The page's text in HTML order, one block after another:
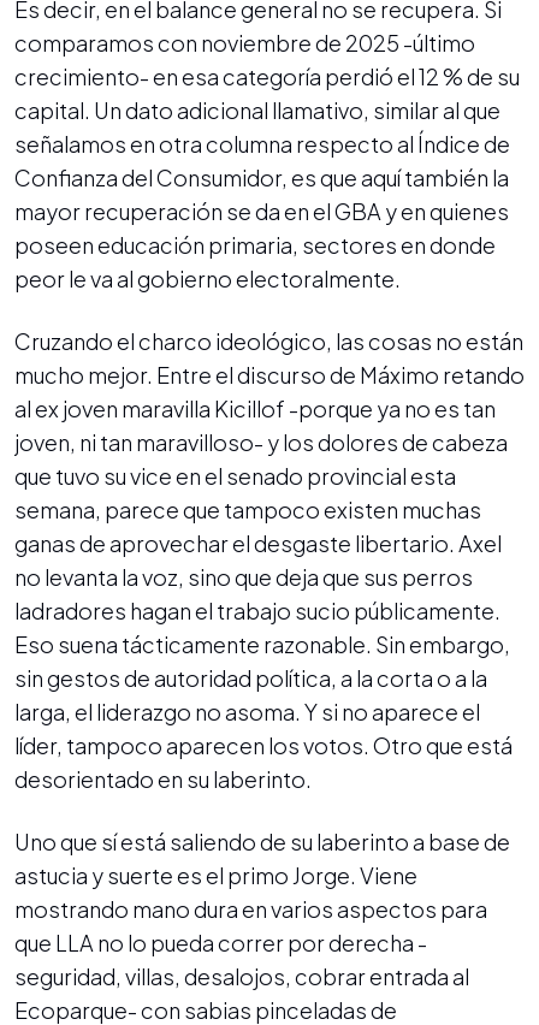
Es decir, en el balance general no se recupera. Si
comparamos con noviembre de 2025 -último
crecimiento- en esa categoría perdió el 12 % de su
capital. Un dato adicional llamativo, similar al que
señalamos en otra columna respecto al Índice de
Confianza del Consumidor, es que aquí también la
mayor recuperación se da en el GBA y en quienes
poseen educación primaria, sectores en donde
peor le va al gobierno electoralmente.
Cruzando el charco ideológico, las cosas no están
mucho mejor. Entre el discurso de Máximo retando
al ex joven maravilla Kicillof -porque ya no es tan
joven, ni tan maravilloso- y los dolores de cabeza
que tuvo su vice en el senado provincial esta
semana, parece que tampoco existen muchas
ganas de aprovechar el desgaste libertario. Axel
no levanta la voz, sino que deja que sus perros
ladradores hagan el trabajo sucio públicamente.
Eso suena tácticamente razonable. Sin embargo,
sin gestos de autoridad política, a la corta o a la
larga, el liderazgo no asoma. Y si no aparece el
líder, tampoco aparecen los votos. Otro que está
desorientado en su laberinto.
Uno que sí está saliendo de su laberinto a base de
astucia y suerte es el primo Jorge. Viene
mostrando mano dura en varios aspectos para
que LLA no lo pueda correr por derecha -
seguridad, villas, desalojos, cobrar entrada al
Ecoparque- con sabias pinceladas de